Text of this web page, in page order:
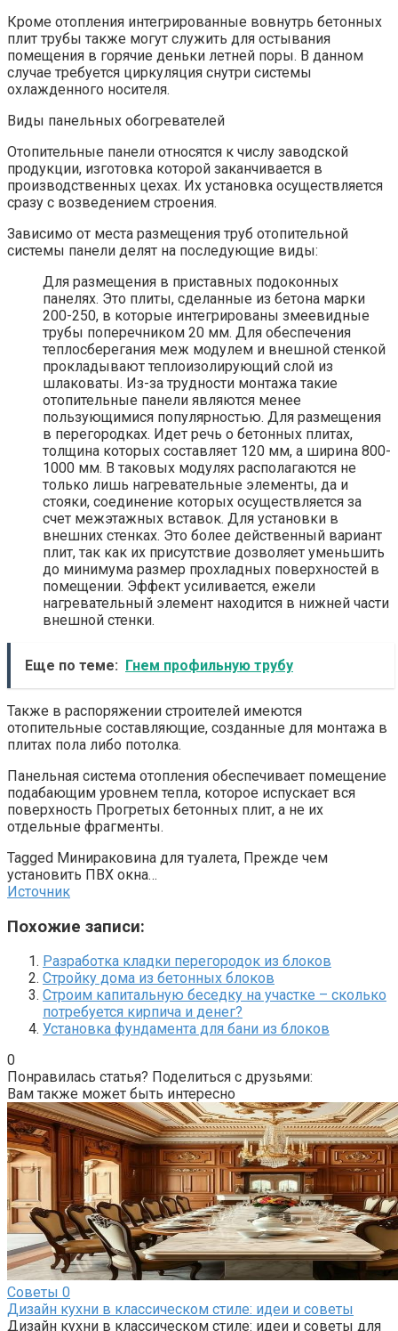
Кроме отопления интегрированные вовнутрь бетонных
плит трубы также могут служить для остывания
помещения в горячие деньки летней поры. В данном
случае требуется циркуляция снутри системы
охлажденного носителя.
Виды панельных обогревателей
Отопительные панели относятся к числу заводской
продукции, изготовка которой заканчивается в
производственных цехах. Их установка осуществляется
сразу с возведением строения.
Зависимо от места размещения труб отопительной
системы панели делят на последующие виды:
Для размещения в приставных подоконных
панелях. Это плиты, сделанные из бетона марки
200-250, в которые интегрированы змеевидные
трубы поперечником 20 мм. Для обеспечения
теплосберегания меж модулем и внешной стенкой
прокладывают теплоизолирующий слой из
шлаковаты. Из-за трудности монтажа такие
отопительные панели являются менее
пользующимися популярностью. Для размещения
в перегородках. Идет речь о бетонных плитах,
толщина которых составляет 120 мм, а ширина 800-
1000 мм. В таковых модулях располагаются не
только лишь нагревательные элементы, да и
стояки, соединение которых осуществляется за
счет межэтажных вставок. Для установки в
внешних стенках. Это более действенный вариант
плит, так как их присутствие дозволяет уменьшить
до минимума размер прохладных поверхностей в
помещении. Эффект усиливается, ежели
нагревательный элемент находится в нижней части
внешной стенки.
Еще по теме: Гнем профильную трубу
Также в распоряжении строителей имеются
отопительные составляющие, созданные для монтажа в
плитах пола либо потолка.
Панельная система отопления обеспечивает помещение
подабающим уровнем тепла, которое испускает вся
поверхность Прогретых бетонных плит, а не их
отдельные фрагменты.
Tagged Минираковина для туалета, Прежде чем
установить ПВХ окна…
Источник
Похожие записи:
Разработка кладки перегородок из блоков
Стройку дома из бетонных блоков
Строим капитальную беседку на участке – сколько
потребуется кирпича и денег?
Установка фундамента для бани из блоков
0
Понравилась статья? Поделиться с друзьями:
Вам также может быть интересно
Советы 0
Дизайн кухни в классическом стиле: идеи и советы
Дизайн кухни в классическом стиле: идеи и советы для